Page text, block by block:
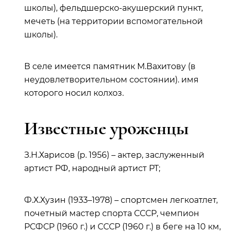
школы), фельдшерско-акушерский пункт,
мечеть (на территории вспомогательной
школы).
В селе имеется памятник М.Вахитову (в
неудовлетворительном состоянии). имя
которого носил колхоз.
Известные уроженцы
З.Н.Харисов (р. 1956) – актер, заслуженный
артист РФ, народный артист РТ;
Ф.Х.Хузин (1933–1978) – спортсмен легкоатлет,
почетный мастер спорта СССР, чемпион
РСФСР (1960 г.) и СССР (1960 г.) в беге на 10 км,